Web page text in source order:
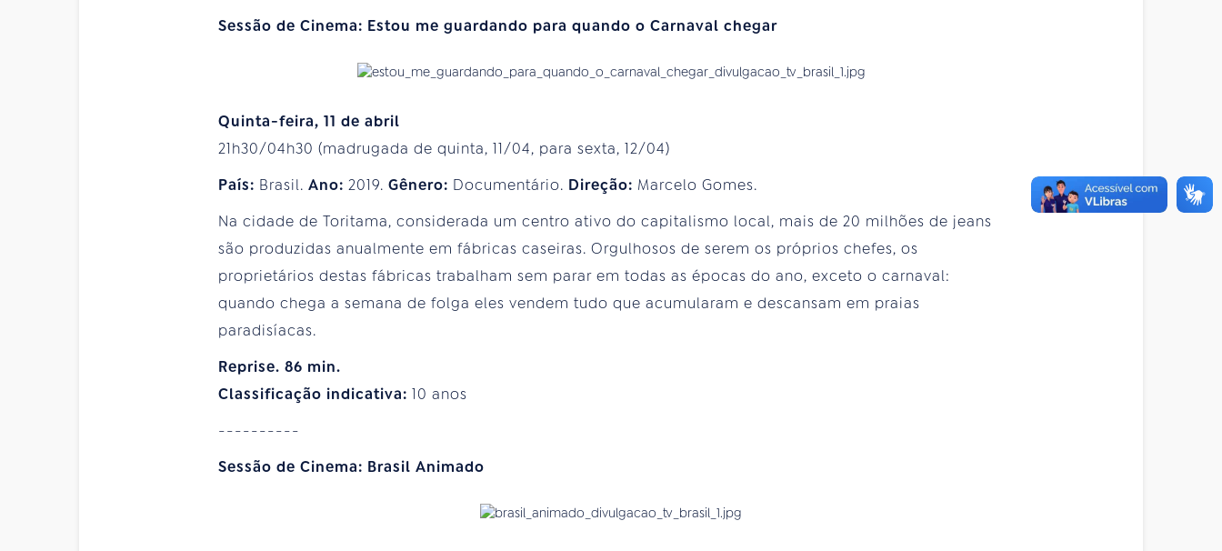
Sessão de Cinema: Estou me guardando para quando o Carnaval chegar
Quinta-feira, 11 de abril
21h30/04h30 (madrugada de quinta, 11/04, para sexta, 12/04)
País: Brasil. Ano: 2019. Gênero: Documentário. Direção: Marcelo Gomes.
Na cidade de Toritama, considerada um centro ativo do capitalismo local, mais de 20 milhões de jeans
são produzidas anualmente em fábricas caseiras. Orgulhosos de serem os próprios chefes, os
proprietários destas fábricas trabalham sem parar em todas as épocas do ano, exceto o carnaval:
quando chega a semana de folga eles vendem tudo que acumularam e descansam em praias
paradisíacas.
Reprise. 86 min.
Classificação indicativa: 10 anos
----------
Sessão de Cinema: Brasil Animado